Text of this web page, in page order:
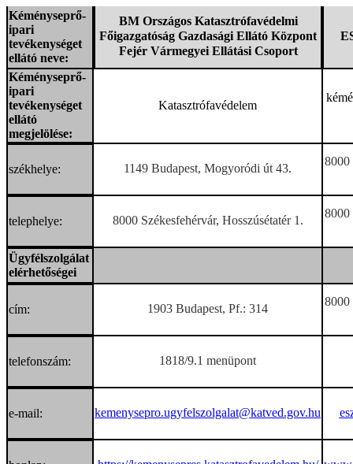
Kéményseprő-
ipari
tevékenységet
ellátó neve:
BM Országos Katasztrófavédelmi
Főigazgatóság Gazdasági Ellátó Központ
Fejér Vármegyei Ellátási Csoport
Kéményseprő-
ipari
tevékenységet
ellátó
megjelölése:
Katasztrófavédelem
székhelye: 1149 Budapest, Mogyoródi út 43. 8000
telephelye: 8000 Székesfehérvár, Hosszúsétatér 1. 8000
Ügyfélszolgálat
elérhetőségei
cím: 1903 Budapest, Pf.: 314 8000
telefonszám: 1818/9.1 menüpont
e-mail: kemenysepro.ugyfelszolgalat@katved.gov.hu